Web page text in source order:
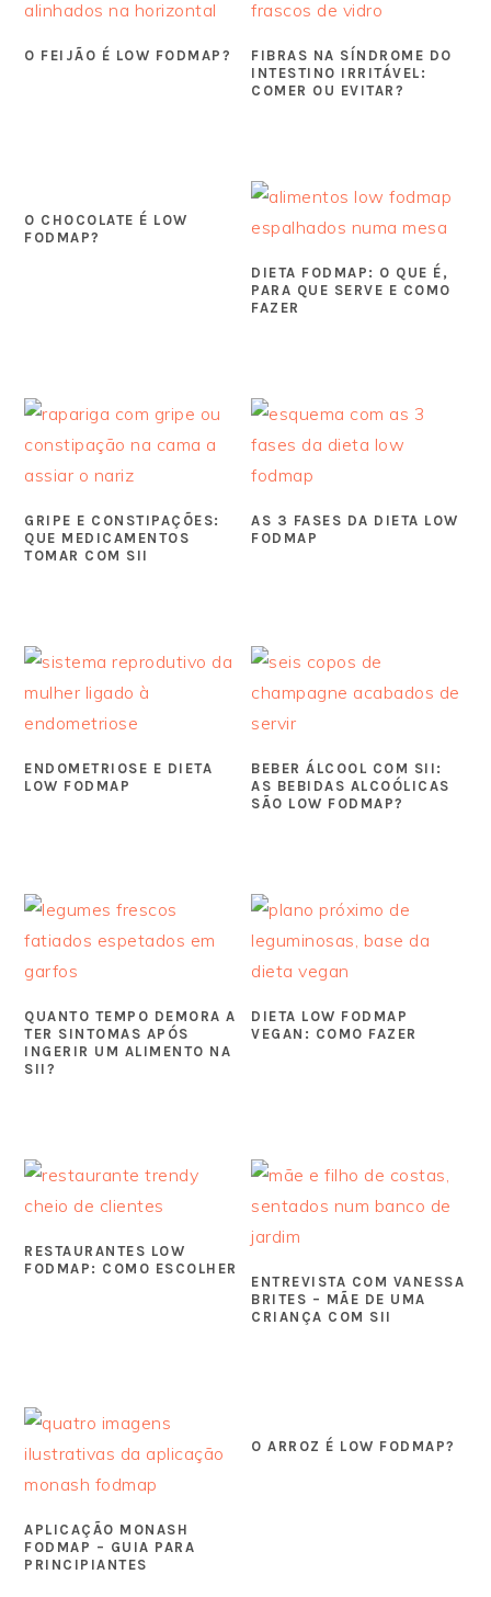
O FEIJÃO É LOW FODMAP?
FIBRAS NA SÍNDROME DO
INTESTINO IRRITÁVEL:
COMER OU EVITAR?
O CHOCOLATE É LOW
FODMAP?
DIETA FODMAP: O QUE É,
PARA QUE SERVE E COMO
FAZER
GRIPE E CONSTIPAÇÕES:
QUE MEDICAMENTOS
TOMAR COM SII
AS 3 FASES DA DIETA LOW
FODMAP
ENDOMETRIOSE E DIETA
LOW FODMAP
BEBER ÁLCOOL COM SII:
AS BEBIDAS ALCOÓLICAS
SÃO LOW FODMAP?
QUANTO TEMPO DEMORA A
TER SINTOMAS APÓS
INGERIR UM ALIMENTO NA
SII?
DIETA LOW FODMAP
VEGAN: COMO FAZER
RESTAURANTES LOW
FODMAP: COMO ESCOLHER
ENTREVISTA COM VANESSA
BRITES – MÃE DE UMA
CRIANÇA COM SII
APLICAÇÃO MONASH
FODMAP – GUIA PARA
PRINCIPIANTES
O ARROZ É LOW FODMAP?